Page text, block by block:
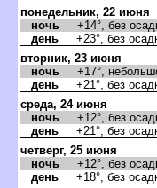
понедельник, 22 июня
ночь +14°, без
день +23°, без
торник, 23 июня
ночь +17°,
день +21°, без
среда, 24 июня
ночь +12°, без
день +21°, без
четверг, 25 июня
ночь +12°, без
день +18°, без